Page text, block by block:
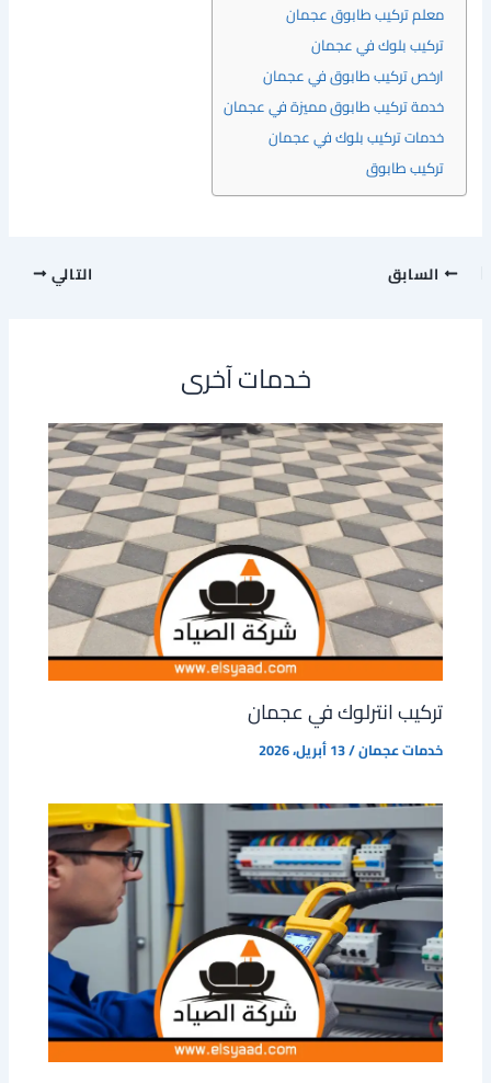
معلم تركيب طابوق عجمان
تركيب بلوك في عجمان
ارخص تركيب طابوق في عجمان
خدمة تركيب طابوق مميزة في عجمان
خدمات تركيب بلوك في عجمان
تركيب طابوق
السابق التالي
خدمات آخرى
تركيب انترلوك في عجمان
خدمات عجمان/13 أبريل، 2026